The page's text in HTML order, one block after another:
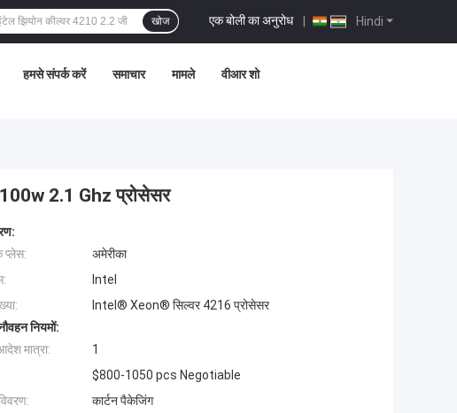
Hindi
एक बोली का अनुरोध |
खोज
हमसे संपर्क करें समाचार मामले वीआर शो
2.1 Ghz प्रोसेसर
प्लेस:
अमेरीका
Intel
Intel® Xeon® सिल्वर 4216 प्रोसेसर
नियमों:
मात्रा:
1
$800-1050 pcs Negotiable
कार्टन पैकेजिंग